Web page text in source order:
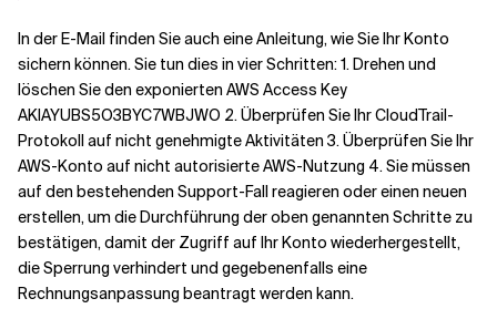
In der E-Mail finden Sie auch eine Anleitung, wie Sie Ihr Konto
sichern können. Sie tun dies in vier Schritten: 1. Drehen und
löschen Sie den exponierten AWS Access Key
AKIAYUBS5O3BYC7WBJWO 2. Überprüfen Sie Ihr CloudTrail-
Protokoll auf nicht genehmigte Aktivitäten 3. Überprüfen Sie Ihr
AWS-Konto auf nicht autorisierte AWS-Nutzung 4. Sie müssen
auf den bestehenden Support-Fall reagieren oder einen neuen
erstellen, um die Durchführung der oben genannten Schritte zu
bestätigen, damit der Zugriff auf Ihr Konto wiederhergestellt,
die Sperrung verhindert und gegebenenfalls eine
Rechnungsanpassung beantragt werden kann.